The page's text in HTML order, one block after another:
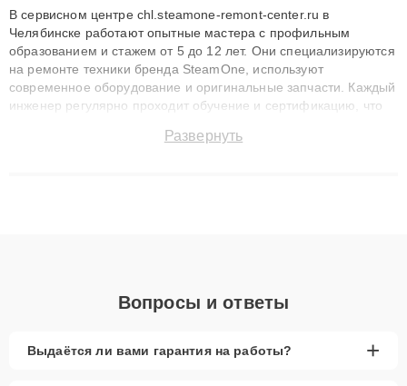
В сервисном центре chl.steamone-remont-center.ru в
Челябинске работают опытные мастера с профильным
образованием и стажем от 5 до 12 лет. Они специализируются
на ремонте техники бренда SteamOne, используют
современное оборудование и оригинальные запчасти. Каждый
инженер регулярно проходит обучение и сертификацию, что
восстанавливать технику с сохранением гарантии до 3 лет.
Развернуть
Вопросы и ответы
Выдаётся ли вами гарантия на работы? +